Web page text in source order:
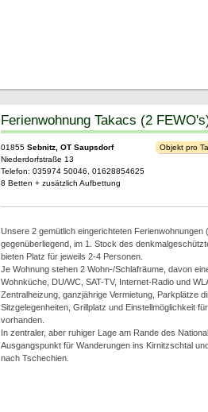
Ferienwohnung Takacs (2
01855 Sebnitz, OT Saupsdorf
Niederdorfstraße 13
Telefon: 035974 50046, 01628854625
8 Betten + zusätzlich Aufbettung
Objekt pro
Unsere 2 gemütlich eingerichteten Ferienwohnungen
gegenüberliegend, im 1. Stock des
bieten Platz für jeweils 2-4 Personen.
Je Wohnung stehen 2 Wohn-/Schlafräume, davon
Wohnküche, DU/WC, SAT-TV, Internet-Radio und
Zentralheizung, ganzjährige Vermietung, Parkplätze
Sitzgelegenheiten, Grillplatz und Einstellmöglichkeit
vorhanden.
In zentraler, aber ruhiger Lage am Rande des
Ausgangspunkt für Wanderungen ins Kirnitzschtal
nach Tschechien.